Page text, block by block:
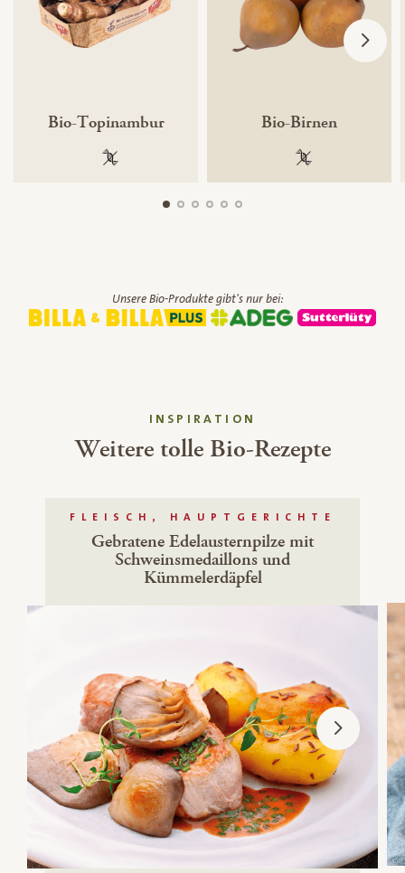
Bio-Topinambur
100 % gentechnikfrei
Bio-Birnen
100 %
Unsere Bio-Produkte gibt's nur bei:
INSPIRATION
Weitere tolle Bio-Rezepte
FLEISCH, HAUPTGERICHTE
Gebratene Edelausternpilze mit
Schweinsmedaillons und
Kümmelerdäpfel